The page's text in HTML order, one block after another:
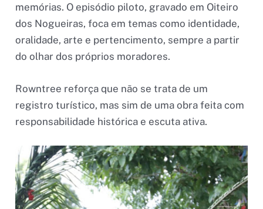
memórias. O episódio piloto, gravado em Oiteiro
dos Nogueiras, foca em temas como identidade,
oralidade, arte e pertencimento, sempre a partir
do olhar dos próprios moradores.
Rowntree reforça que não se trata de um
registro turístico, mas sim de uma obra feita com
responsabilidade histórica e escuta ativa.